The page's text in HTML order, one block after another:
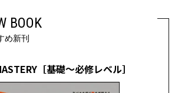
BOOK
め新刊
［基礎～必修レベル］